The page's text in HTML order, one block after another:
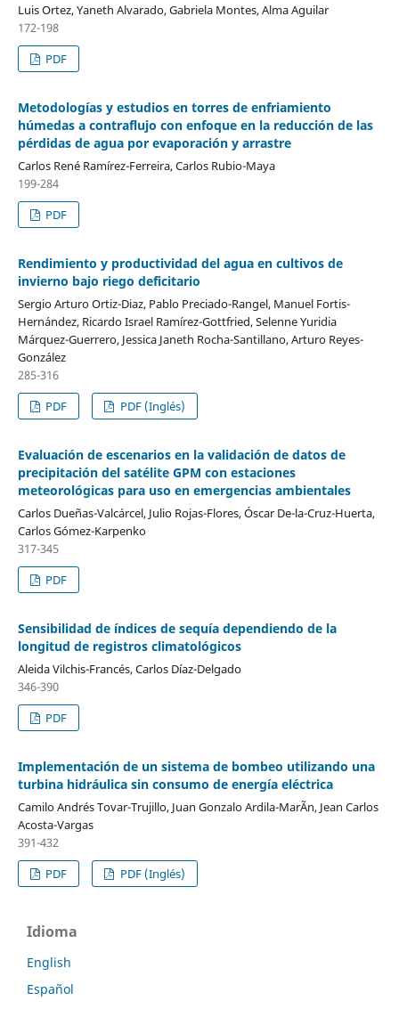
Luis Ortez, Yaneth Alvarado, Gabriela Montes, Alma Aguilar
172-198
PDF
Metodologías y estudios en torres de enfriamiento
húmedas a contraflujo con enfoque en la reducción de las
pérdidas de agua por evaporación y arrastre
Carlos René Ramírez-Ferreira, Carlos Rubio-Maya
199-284
PDF
Rendimiento y productividad del agua en cultivos de
invierno bajo riego deficitario
Sergio Arturo Ortiz-Diaz, Pablo Preciado-Rangel, Manuel Fortis-
Hernández, Ricardo Israel Ramírez-Gottfried, Selenne Yuridia
Márquez-Guerrero, Jessica Janeth Rocha-Santillano, Arturo Reyes-
González
285-316
PDF
PDF (Inglés)
Evaluación de escenarios en la validación de datos de
precipitación del satélite GPM con estaciones
meteorológicas para uso en emergencias ambientales
Carlos Dueñas-Valcárcel, Julio Rojas-Flores, Óscar De-la-Cruz-Huerta,
Carlos Gómez-Karpenko
317-345
PDF
Sensibilidad de índices de sequía dependiendo de la
longitud de registros climatológicos
Aleida Vilchis-Francés, Carlos Díaz-Delgado
346-390
PDF
Implementación de un sistema de bombeo utilizando una
turbina hidráulica sin consumo de energía eléctrica
Camilo Andrés Tovar-Trujillo, Juan Gonzalo Ardila-MarÃ­n, Jean Carlos
Acosta-Vargas
391-432
PDF
PDF (Inglés)
Idioma
English
Español